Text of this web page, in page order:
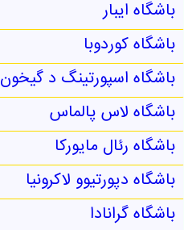
باشگاه ایبار
باشگاه کوردوبا
باشگاه اسپورتینگ د گیخون
باشگاه لاس پالماس
باشگاه رئال مایورکا
باشگاه دپورتیوو لاکرونیا
باشگاه گرانادا